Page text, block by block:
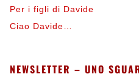
Per i figli di Davide
Ciao Davide…
NEWSLETTER – UNO